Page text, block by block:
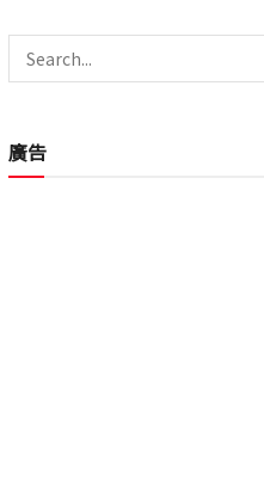
廣告